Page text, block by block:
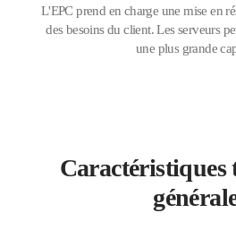
L'EPC prend en charge une mise en
des besoins du client. Les serveurs
une plus grande
Caractéristiques